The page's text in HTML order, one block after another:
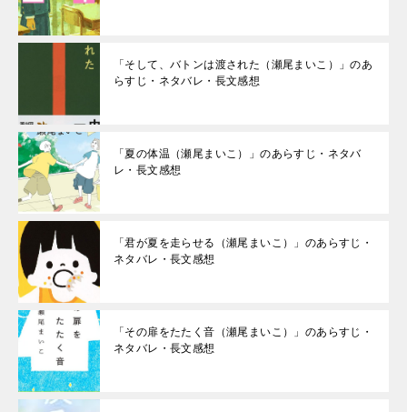
「そして、バトンは渡された（瀬尾まいこ）」のあ
らすじ・ネタバレ・長文感想
「夏の体温（瀬尾まいこ）」のあらすじ・ネタバ
レ・長文感想
「君が夏を走らせる（瀬尾まいこ）」のあらすじ・
ネタバレ・長文感想
「その扉をたたく音（瀬尾まいこ）」のあらすじ・
ネタバレ・長文感想